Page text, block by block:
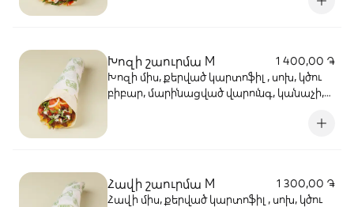
Խոզի շաուրմա M
1 400,00 ֏
Խոզի միս, քերված կարտոֆիլ , սոխ, կծու
բիբար, մարինացված վարունգ, կանաչի,
Հավի շաուրմա M
1 300,00 ֏
Հավի միս, քերված կարտոֆիլ , սոխ, կծու